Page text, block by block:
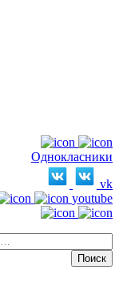
Однокласники
vk
youtube